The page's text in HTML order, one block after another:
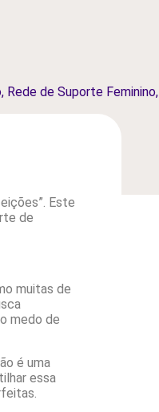
, Rede de Suporte Feminino,
Este
de
muitas de
medo de
é uma
essa